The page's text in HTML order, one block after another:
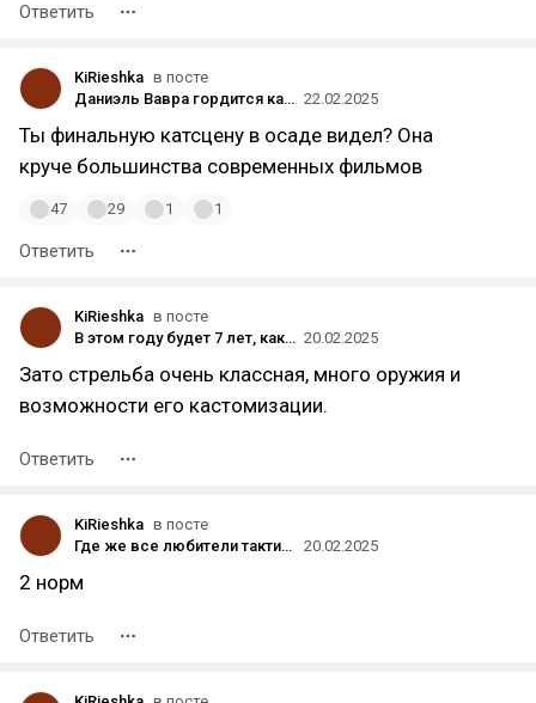
Ответить
KiRieshka в посте
Даниэль Вавра гордится катсценами в KCD II: «Потрясающая работа — и всё это с бюджетом, который смехотворен по сравнению с некоторыми ААА-играми» 22.02.2025
Ты финальную катсцену в осаде видел? Она
круче большинства современных фильмов
47 29 1 1
Ответить
KiRieshka в посте
В этом году будет 7 лет, как нам показали тизер TES VI... а собственно где? Тодд, ты куда игру дел? 20.02.2025
Зато стрельба очень классная, много оружия и
возможности его кастомизации.
Ответить
KiRieshka в посте
Где же все любители тактического реализма из комментариев на ДТФ?
20.02.2025
2 норм
Ответить